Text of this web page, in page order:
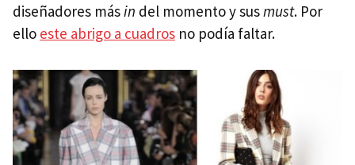
diseñadores másin del momento y susmust. Por
ello este abrigo a cuadros no podía faltar.